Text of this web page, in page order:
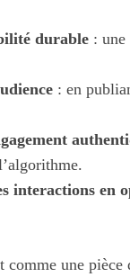
durable : une
: en
interactions en
comme une